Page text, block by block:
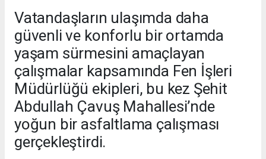
Vatandaşların ulaşımda daha
güvenli ve konforlu bir ortamda
yaşam sürmesini amaçlayan
çalışmalar kapsamında Fen İşleri
Müdürlüğü ekipleri, bu kez Şehit
Abdullah Çavuş Mahallesi’nde
yoğun bir asfaltlama çalışması
gerçekleştirdi.